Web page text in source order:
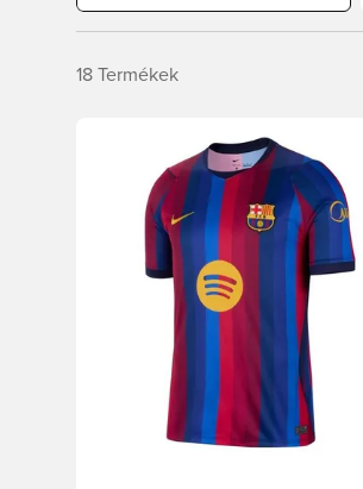
18 Termékek
Megnyit egy modált a